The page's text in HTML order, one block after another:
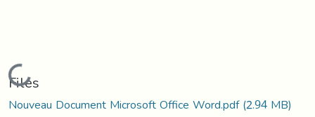
Loading...
Files
Nouveau Document Microsoft Office Word.pdf(2.94 MB)